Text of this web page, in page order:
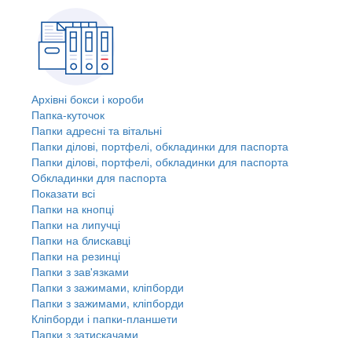
Архівні бокси і короби
Папка-куточок
Папки адресні та вітальні
Папки ділові, портфелі, обкладинки для паспорта
Папки ділові, портфелі, обкладинки для паспорта
Обкладинки для паспорта
Показати всі
Папки на кнопці
Папки на липучці
Папки на блискавці
Папки на резинці
Папки з зав'язками
Папки з зажимами, кліпборди
Папки з зажимами, кліпборди
Кліпборди і папки-планшети
Папки з затискачами